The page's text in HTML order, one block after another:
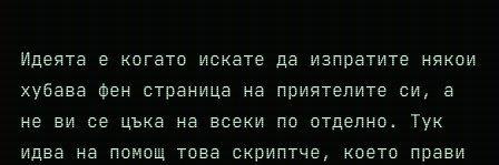
Идеята е когато искате да изпратите някои
хубава фен страница на приятелите си, а
не ви се цъка на всеки по отделно. Тук
идва на помощ това скриптче, което прави